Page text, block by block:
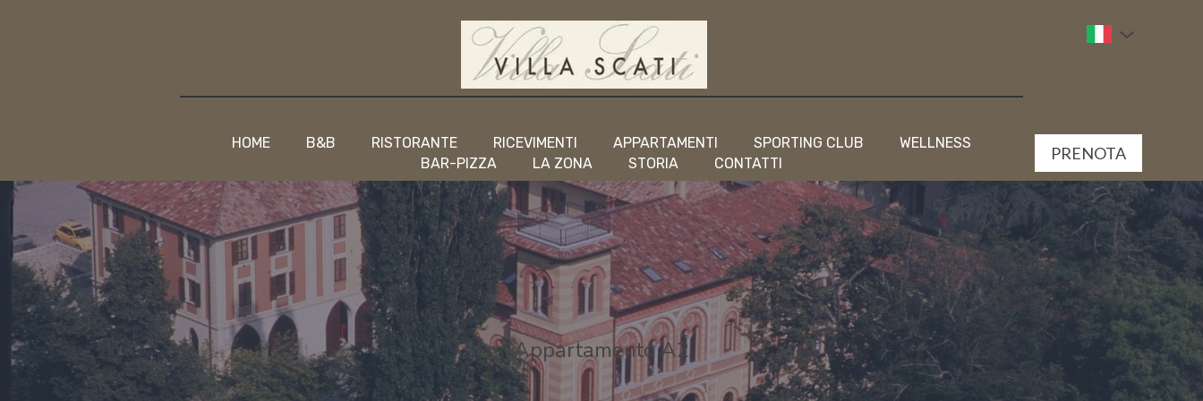
HOME B&B RISTORANTE RICEVIMENTI APPARTAMENTI SPORTING CLUB
WELLNESS
BAR-PIZZA
LA ZONA STORIA CONTATTI
PRENOTA
Appartamento A2